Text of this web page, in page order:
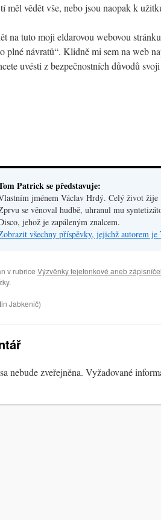
měl vědět vše, nebo jsou naopak k
na tuto moji eldarovou webovou
plné návratů“. Klidně mi sem na web
uvésti z bezpečnostních důvodů
Patrick se představuje:
jménem Václav Hrdý. Celý život žije
se věnoval hudbě, uhranul mu
jehož je zapáleným znalcem.
všechny příspěvky, jejichž autorem je
v rubrice Výzvěnky fejetonkové aneb
Jabkenič)
nebude zveřejněna. Vyžadované